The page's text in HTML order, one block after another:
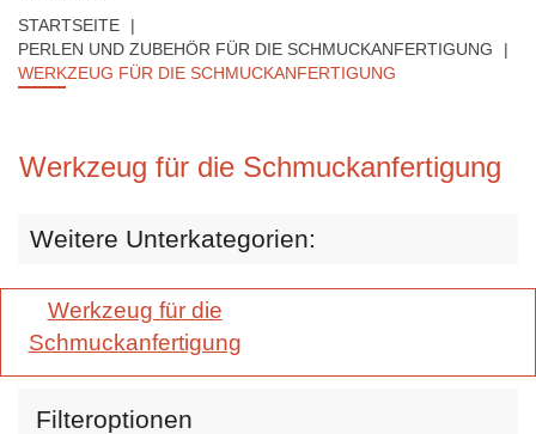
STARTSEITE
PERLEN UND ZUBEHÖR FÜR DIE SCHMUCKANFERTIGUNG
WERKZEUG FÜR DIE SCHMUCKANFERTIGUNG
Werkzeug für die Schmuckanfertigung
Weitere Unterkategorien:
Werkzeug für die
Schmuckanfertigung
Filteroptionen